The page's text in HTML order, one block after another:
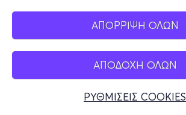
ΑΠΟΡΡΙΨΗ ΟΛΩΝ
ΑΠΟΔΟΧΗ ΟΛΩΝ
ΡΥΘΜΙΣΕΙΣ COOKIES